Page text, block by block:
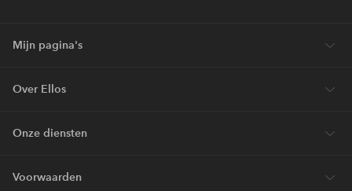
Mijn pagina's
Over Ellos
Onze diensten
Voorwaarden